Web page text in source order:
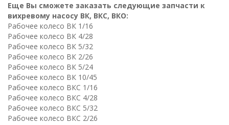
Еще Вы сможете заказать следующие запчасти к
вихревому насосу ВК, ВКС, ВКО:
Рабочее колесо ВК 1/16
Рабочее колесо ВК 4/28
Рабочее колесо ВК 5/32
Рабочее колесо ВК 2/26
Рабочее колесо ВК 5/24
Рабочее колесо ВК 10/45
Рабочее колесо ВКC 1/16
Рабочее колесо ВКC 4/28
Рабочее колесо ВКC 5/32
Рабочее колесо ВКC 2/26